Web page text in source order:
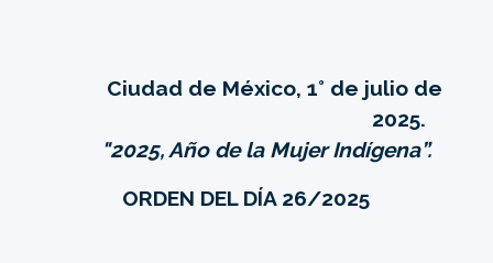
Ciudad de México, 1° de julio de
2025.
"2025, Año de la Mujer Indígena”.
ORDEN DEL DÍA 26/2025